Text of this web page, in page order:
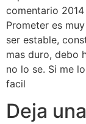
comentario 2014
Prometer es
ser estable,
mas duro, debo
no lo se. Si me
facil
Deja